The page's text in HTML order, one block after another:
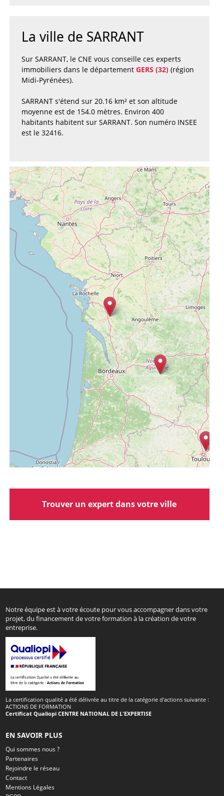
La ville de SARRANT
Sur SARRANT, le CNE vous conseille ces experts
immobiliers dans le département GERS (32)(région
Midi-Pyrénées).
SARRANT s'étend sur 20.16 km² et son altitude
moyenne est de 154.0 mètres. Environ 400
habitants habitent sur SARRANT. Son numéro INSEE
est le 32416.
Trouver un expert dans votre ville
Notre équipe est à votre écoute pour vous accompagner dans votre
projet, du financement de votre formation à la création de votre
entreprise.
La certification qualité a été délivrée au titre de la catégorie d'actions suivante :
ACTIONS DE FORMATION
Certificat Qualiopi CENTRE NATIONAL DE L'EXPERTISE
EN SAVOIR PLUS
Qui sommes nous ?
Partenaires
Rejoindre le réseau
Contact
Mentions Légales